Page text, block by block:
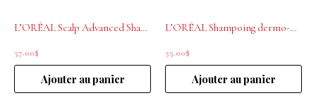
L’ORÉAL Scalp Advanced Shampoing apaissant dermo-régulateur 500ml
57.00$
Ajouter au panier
L’ORÉAL Shampoing dermo-purifiant Scalp Advanced 500ml
55.00$
Ajouter au panier